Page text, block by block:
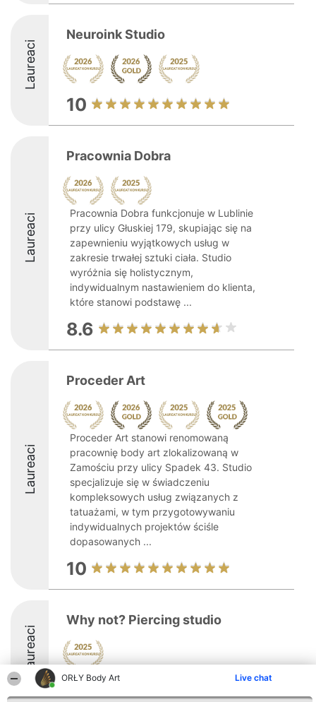
ORŁY Body Art Live chat
Laureaci
Neuroink Studio
10
Laureaci
Pracownia Dobra
Pracownia Dobra funkcjonuje w Lublinie
przy ulicy Głuskiej 179, skupiając się na
zapewnieniu wyjątkowych usług w
zakresie trwałej sztuki ciała. Studio
wyróżnia się holistycznym,
indywidualnym nastawieniem do klienta,
które stanowi podstawę ...
8.6
Laureaci
Proceder Art
Proceder Art stanowi renomowaną
pracownię body art zlokalizowaną w
Zamościu przy ulicy Spadek 43. Studio
specjalizuje się w świadczeniu
kompleksowych usług związanych z
tatuażami, w tym przygotowywaniu
indywidualnych projektów ściśle
dopasowanych ...
10
Laureaci
Why not? Piercing studio